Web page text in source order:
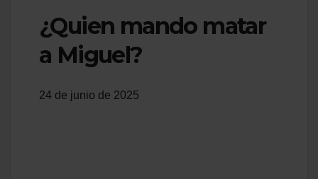
¿Quien mando matar
a Miguel?
24 de junio de 2025